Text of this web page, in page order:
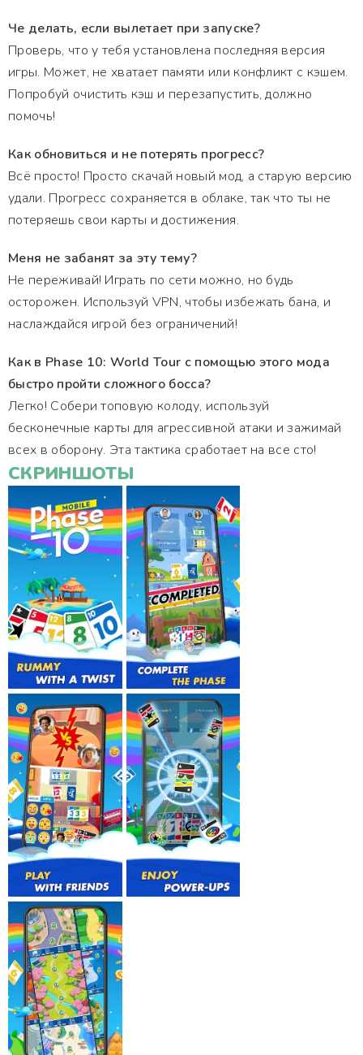
Че делать, если вылетает при запуске?
Проверь, что у тебя установлена последняя версия
игры. Может, не хватает памяти или конфликт с кэшем.
Попробуй очистить кэш и перезапустить, должно
помочь!
Как обновиться и не потерять прогресс?
Всё просто! Просто скачай новый мод, а старую версию
удали. Прогресс сохраняется в облаке, так что ты не
потеряешь свои карты и достижения.
Меня не забанят за эту тему?
Не переживай! Играть по сети можно, но будь
осторожен. Используй VPN, чтобы избежать бана, и
наслаждайся игрой без ограничений!
Как в Phase 10: World Tour с помощью этого мода
быстро пройти сложного босса?
Легко! Собери топовую колоду, используй
бесконечные карты для агрессивной атаки и зажимай
всех в оборону. Эта тактика сработает на все сто!
СКРИНШОТЫ